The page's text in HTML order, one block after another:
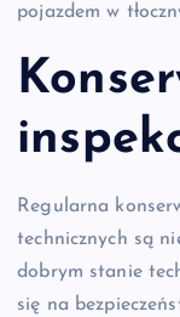
pojazdem w
Regularna
technicznych są
dobrym stanie
się na